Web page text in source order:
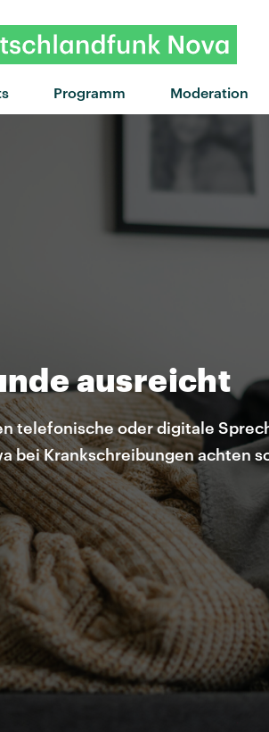
Programm Moderation
ausreicht
telefonische oder digitale
bei Krankschreibungen achten